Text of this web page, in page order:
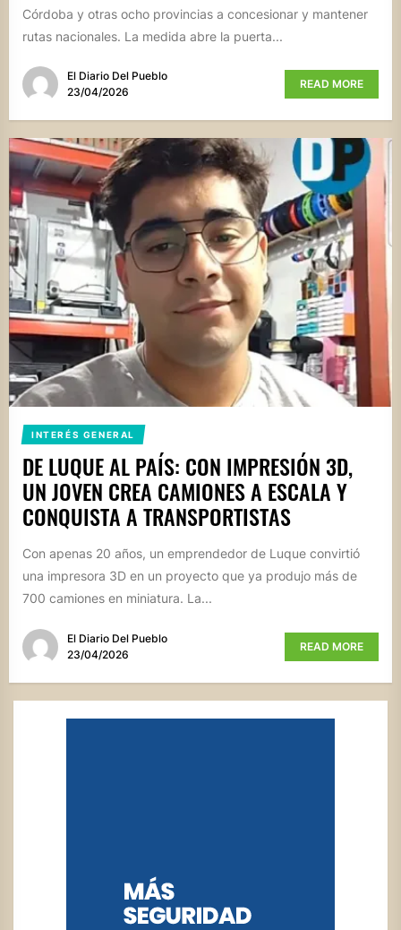
Córdoba y otras ocho provincias a concesionar y mantener
rutas nacionales. La medida abre la puerta...
El Diario Del Pueblo
23/04/2026
READ MORE
INTERÉS GENERAL
DE LUQUE AL PAÍS: CON IMPRESIÓN 3D,
UN JOVEN CREA CAMIONES A ESCALA Y
CONQUISTA A TRANSPORTISTAS
Con apenas 20 años, un emprendedor de Luque convirtió
una impresora 3D en un proyecto que ya produjo más de
700 camiones en miniatura. La...
El Diario Del Pueblo
23/04/2026
READ MORE